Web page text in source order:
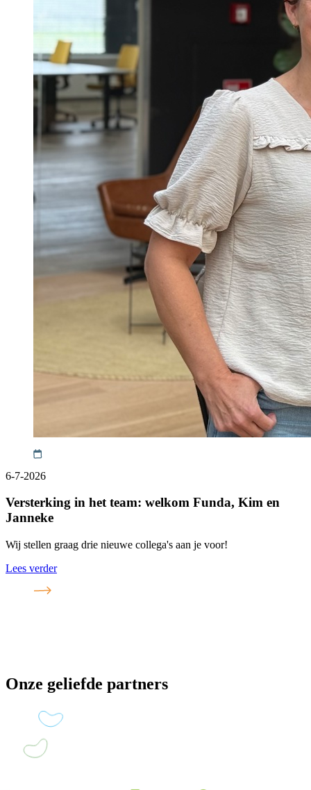
6-7-2026
Versterking in het team: welkom Funda, Kim en
Janneke
Wij stellen graag drie nieuwe collega's aan je voor!
Lees verder
Onze geliefde partners